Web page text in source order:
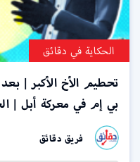
الحكاية في دقائق
تحطيم الأخ الأكبر |
بي إم في معركة أبل |
فريق دقائق